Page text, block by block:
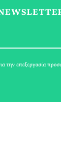
ΣΠΑΝΟΥΔΑΚΗ
την επεξεργασία